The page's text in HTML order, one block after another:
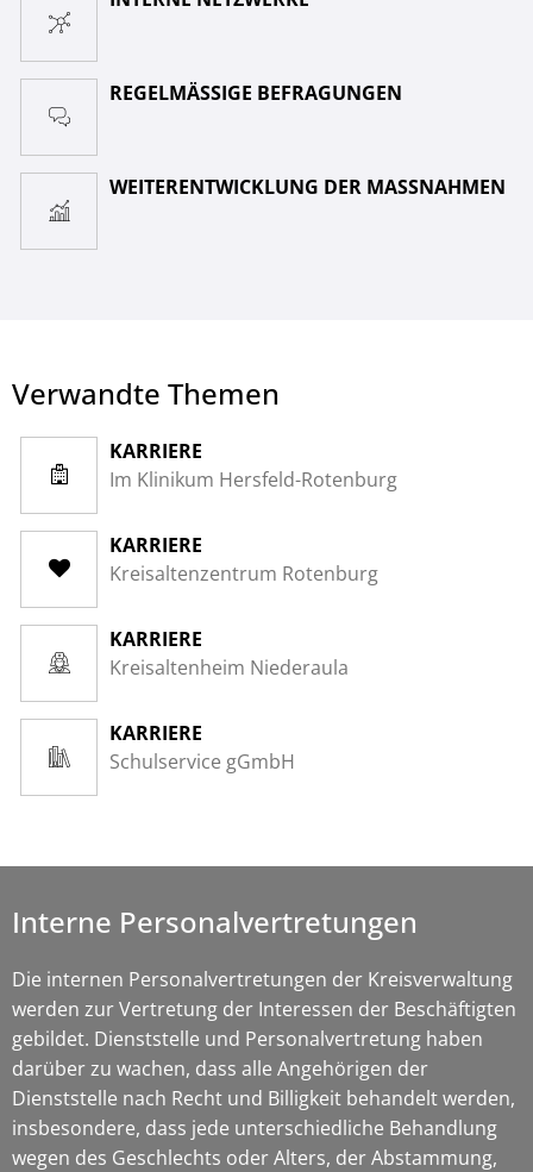
REGELMÄSSIGE BEFRAGUNGEN
WEITERENTWICKLUNG DER MASSNAHMEN
Verwandte Themen
KARRIERE
Im Klinikum Hersfeld-Rotenburg
KARRIERE
Kreisaltenzentrum Rotenburg
KARRIERE
Kreisaltenheim Niederaula
KARRIERE
Schulservice gGmbH
Interne Personalvertretungen
Die internen Personalvertretungen der Kreisverwaltung
werden zur Vertretung der Interessen der Beschäftigten
gebildet. Dienststelle und Personalvertretung haben
darüber zu wachen, dass alle Angehörigen der
Dienststelle nach Recht und Billigkeit behandelt werden,
insbesondere, dass jede unterschiedliche Behandlung
wegen des Geschlechts oder Alters, der Abstammung,